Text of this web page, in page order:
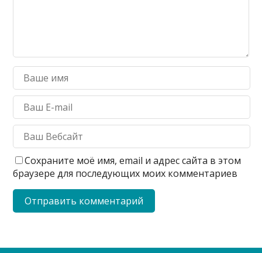
Сохраните моё имя, email и адрес сайта в этом
браузере для последующих моих комментариев